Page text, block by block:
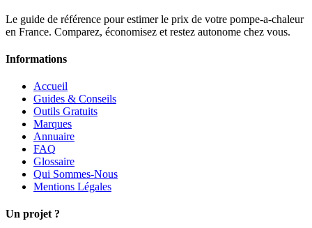
Le guide de référence pour estimer le prix de votre pompe-a-chaleur
en France. Comparez, économisez et restez autonome chez vous.
Informations
Accueil
Guides & Conseils
Outils Gratuits
Marques
Annuaire
FAQ
Glossaire
Qui Sommes-Nous
Mentions Légales
Un projet ?